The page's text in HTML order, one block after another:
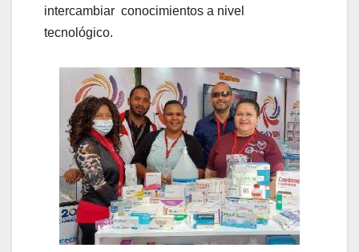
intercambiar conocimientos a nivel
tecnológico.